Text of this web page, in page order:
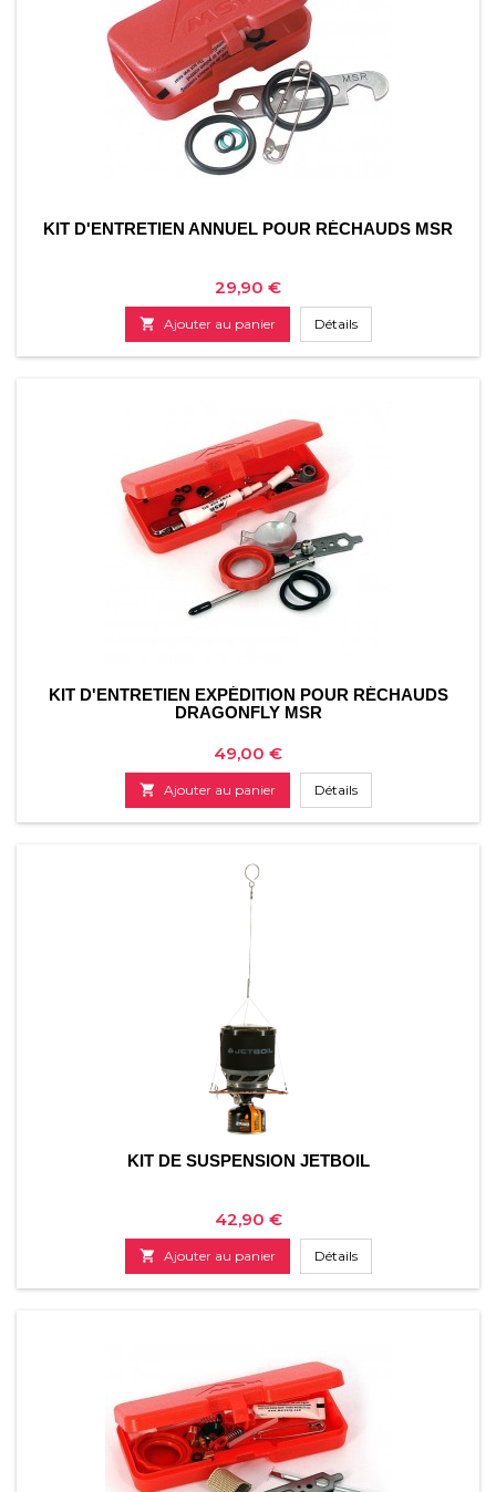
KIT D'ENTRETIEN ANNUEL POUR RÉCHAUDS MSR
Prix
29,90 €
 Ajouter au panier Détails
KIT D'ENTRETIEN EXPÉDITION POUR RÉCHAUDS
DRAGONFLY MSR
Prix
49,00 €
 Ajouter au panier Détails
KIT DE SUSPENSION JETBOIL
Prix
42,90 €
 Ajouter au panier Détails